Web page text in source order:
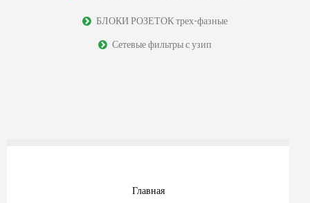
БЛОКИ РОЗЕТОК трех-фазные
Сетевые фильтры с узип
Главная